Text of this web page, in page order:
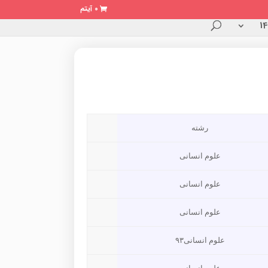
0 آیتم
رشته
علوم انسانی
علوم انسانی
علوم انسانی
علوم انسانی۹۳